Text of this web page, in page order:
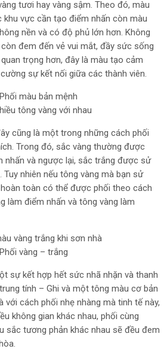
tươi hay vàng sậm. Theo đó, màu
vực cần tạo điểm nhấn còn màu
nền và có độ phủ lớn hơn. Không
đem đến vẻ vui mắt, đầy sức sống
trọng hơn, đây là màu tạo cảm
sự kết nối giữa các thành viên.
tông vàng với nhau
cũng là một trong những cách phối
Trong đó, sắc vàng thường được
nhấn và ngược lại, sắc trắng được sử
nhiên nếu tông vàng mà bạn sử
toàn có thể được phối theo cách
làm điểm nhấn và tông vàng làm
Phối vàng – trắng
sự kết hợp hết sức nhã nhặn và thanh
tính – Ghi và một tông màu cơ bản
với cách phối nhẹ nhàng mà tinh tế này,
không gian khác nhau, phối cùng
sắc tương phản khác nhau sẽ đều đem